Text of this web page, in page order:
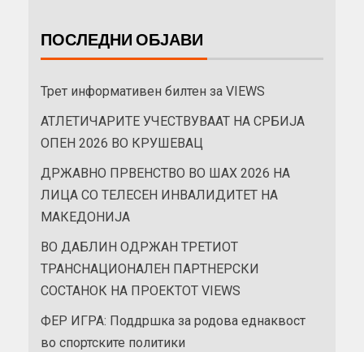
ПОСЛЕДНИ ОБЈАВИ
Трет информативен билтен за VIEWS
АТЛЕТИЧАРИТЕ УЧЕСТВУВААТ НА СРБИЈА
ОПЕН 2026 ВО КРУШЕВАЦ
ДРЖАВНО ПРВЕНСТВО ВО ШАХ 2026 НА
ЛИЦА СО ТЕЛЕСЕН ИНВАЛИДИТЕТ НА
МАКЕДОНИЈА
ВО ДАБЛИН ОДРЖАН ТРЕТИОТ
ТРАНСНАЦИОНАЛЕН ПАРТНЕРСКИ
СОСТАНОК НА ПРОЕКТОТ VIEWS
ФЕР ИГРА: Поддршка за родова еднаквост
во спортските политики